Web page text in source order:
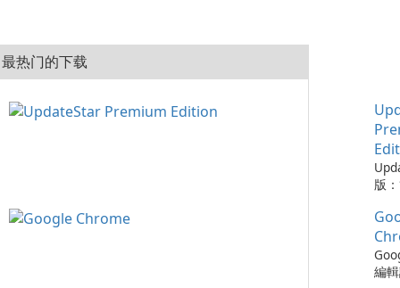
最热门的下载
版
版
工
的
編